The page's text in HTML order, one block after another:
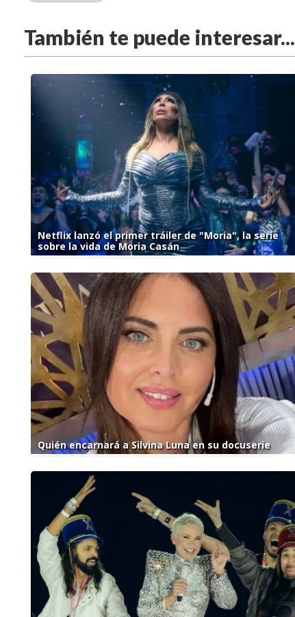
También te puede interesar...
Netflix lanzó el primer tráiler de "Moria", la serie
sobre la vida de Moria Casán
Quién encarnará a Silvina Luna en su docuserie